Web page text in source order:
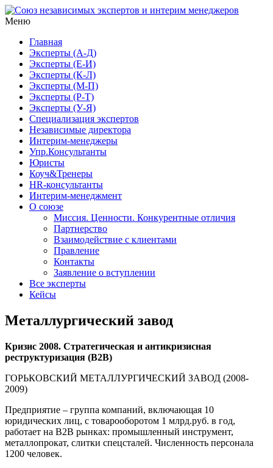
ПОПУЛЯРНОСТИ
Меню
Главная
Эксперты (А-Д)
Эксперты (Е-И)
Эксперты (К-Л)
Эксперты (М-П)
Эксперты (Р-Т)
Эксперты (У-Я)
Специализация экспертов
Независимые директора
Интерим-менеджеры
Упр.Консультанты
Юристы
Коуч&Тренеры
HR-консультанты
Интерим-менеджмент
О союзе
Миссия. Ценности. Конкурентные отличия
Партнерство
Взаимодействие с клиентами
Правление
Контакты
Заявление о вступлении
Все эксперты
Кейсы
Металлургический завод
Кризис 2008. Стратегическая и антикризисная
реструктуризация (B2B)
ГОРЬКОВСКИЙ МЕТАЛЛУРГИЧЕСКИЙ ЗАВОД (2008-
2009)
Предприятие – группа компаний, включающая 10
юридических лиц, с товарооборотом 1 млрд.руб. в год,
работает на В2В рынках: промышленный инструмент,
металлопрокат, слитки спецсталей. Численность персонала
1200 человек.